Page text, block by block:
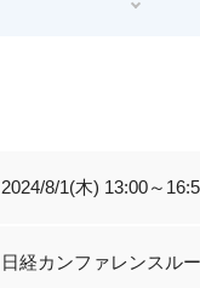
2024/8/1(木) 13:00～
日経カンファレンスル